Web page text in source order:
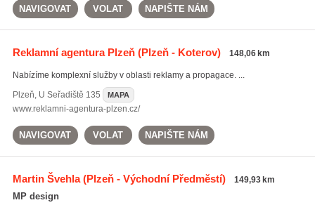
NAVIGOVAT VOLAT NAPIŠTE NÁM
Reklamní agentura Plzeň(Plzeň - Koterov) 148,06 km
Nabízíme komplexní služby v oblasti reklamy a propagace. ...
Plzeň, U Seřadiště 135 MAPA
www.reklamni-agentura-plzen.cz/
NAVIGOVAT VOLAT NAPIŠTE NÁM
Martin Švehla(Plzeň - Východní Předměstí) 149,93 km
MP design